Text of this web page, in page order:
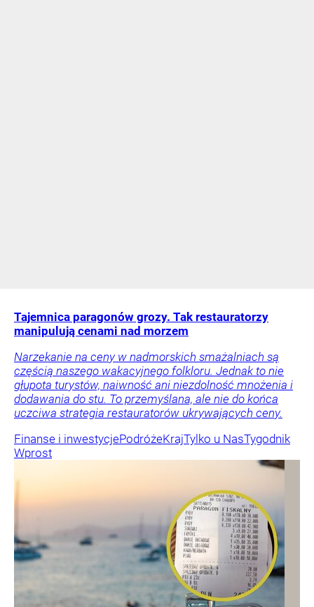
Tajemnica paragonów grozy. Tak restauratorzy
manipulują cenami nad morzem
Narzekanie na ceny w nadmorskich smażalniach są
częścią naszego wakacyjnego folkloru. Jednak to nie
głupota turystów, naiwność ani niezdolność mnożenia i
dodawania do stu. To przemyślana, ale nie do końca
uczciwa strategia restauratorów ukrywających ceny.
Finanse i inwestycjePodróżeKrajTylko u NasTygodnik
Wprost